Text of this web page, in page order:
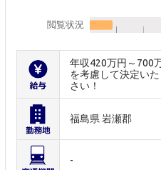
閲覧状況
年収420万円～700
を考慮して決定い
さい！
福島県 岩瀬郡
-